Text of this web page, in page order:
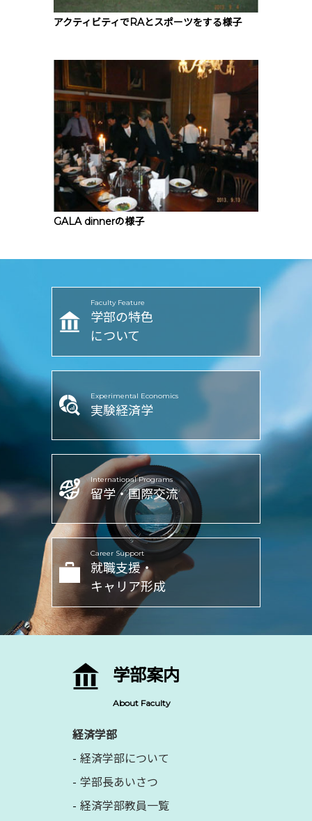
アクティビティでRAとスポーツをする様子
GALA dinnerの様子
Faculty Feature
学部の特色
について
Experimental Economics
実験経済学
International Programs
留学・国際交流
Career Support
就職支援・
キャリア形成
学部案内
About Faculty
経済学部
経済学部について
学部長あいさつ
経済学部教員一覧